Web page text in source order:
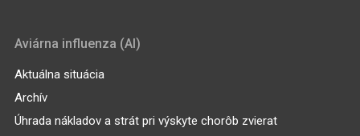
Aviárna influenza (AI)
Aktuálna situácia
Archív
Úhrada nákladov a strát pri výskyte chorôb zvierat